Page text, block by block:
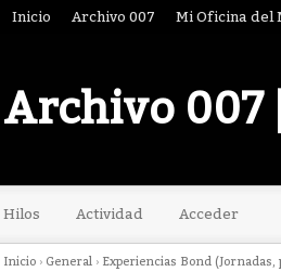
Inicio Archivo 007 Mi Oficina del
Archivo 007
Hilos Actividad Acceder
Inicio › General › Experiencias Bond